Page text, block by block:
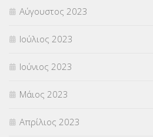
Αύγουστος 2023
Ιούλιος 2023
Ιούνιος 2023
Μάιος 2023
Απρίλιος 2023